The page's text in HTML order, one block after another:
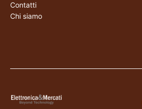
Contatti
Chi siamo